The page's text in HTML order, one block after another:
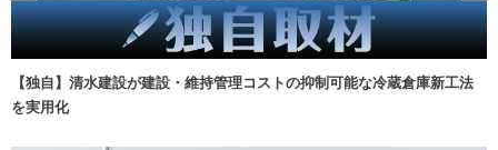
【独自】清水建設が建設・維持管理コストの抑制可能な冷蔵倉庫新工法
を実用化